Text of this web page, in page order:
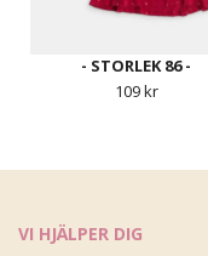
- STORLEK 86 -
109 kr
VI HJÄLPER DIG